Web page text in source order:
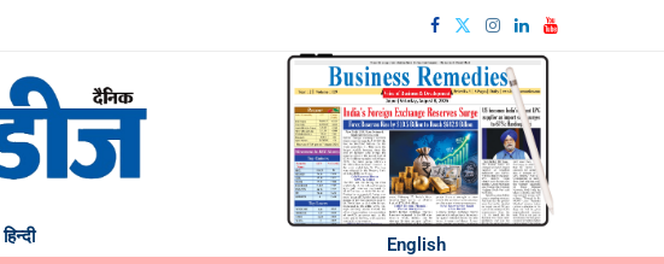
हिन्दी
English